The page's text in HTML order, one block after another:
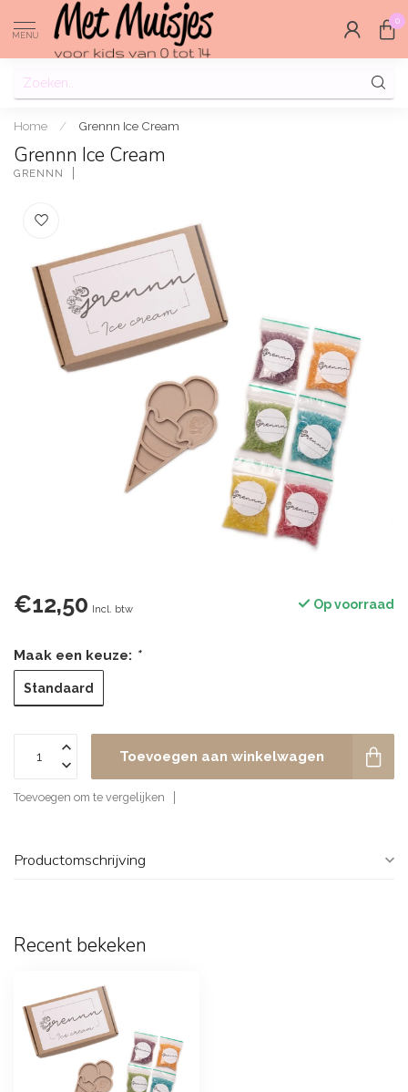
MENU
0
Home / Grennn Ice Cream
Grennn Ice Cream
GRENNN
€12,50 Incl. btw Op voorraad
Maak een keuze: *
Standaard
Toevoegen aan winkelwagen
Toevoegen om te vergelijken
Productomschrijving
Recent bekeken